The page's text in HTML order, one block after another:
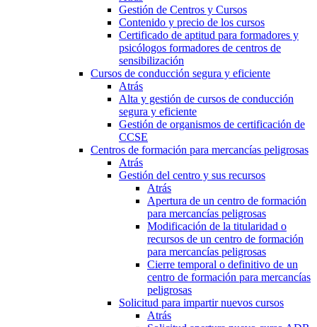
Gestión de Centros y Cursos
Contenido y precio de los cursos
Certificado de aptitud para formadores y
psicólogos formadores de centros de
sensibilización
Cursos de conducción segura y eficiente
Atrás
Alta y gestión de cursos de conducción
segura y eficiente
Gestión de organismos de certificación de
CCSE
Centros de formación para mercancías peligrosas
Atrás
Gestión del centro y sus recursos
Atrás
Apertura de un centro de formación
para mercancías peligrosas
Modificación de la titularidad o
recursos de un centro de formación
para mercancías peligrosas
Cierre temporal o definitivo de un
centro de formación para mercancías
peligrosas
Solicitud para impartir nuevos cursos
Atrás